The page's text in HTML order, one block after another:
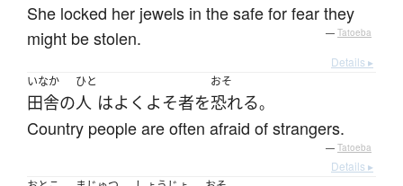
She locked her jewels in the safe for fear they
might be stolen.
— Tatoeba
Details ▸
いなか
田舎の
ひと
人 はよく よそ者を
おそ
恐れる。
Country people are often afraid of strangers.
— Tatoeba
Details ▸